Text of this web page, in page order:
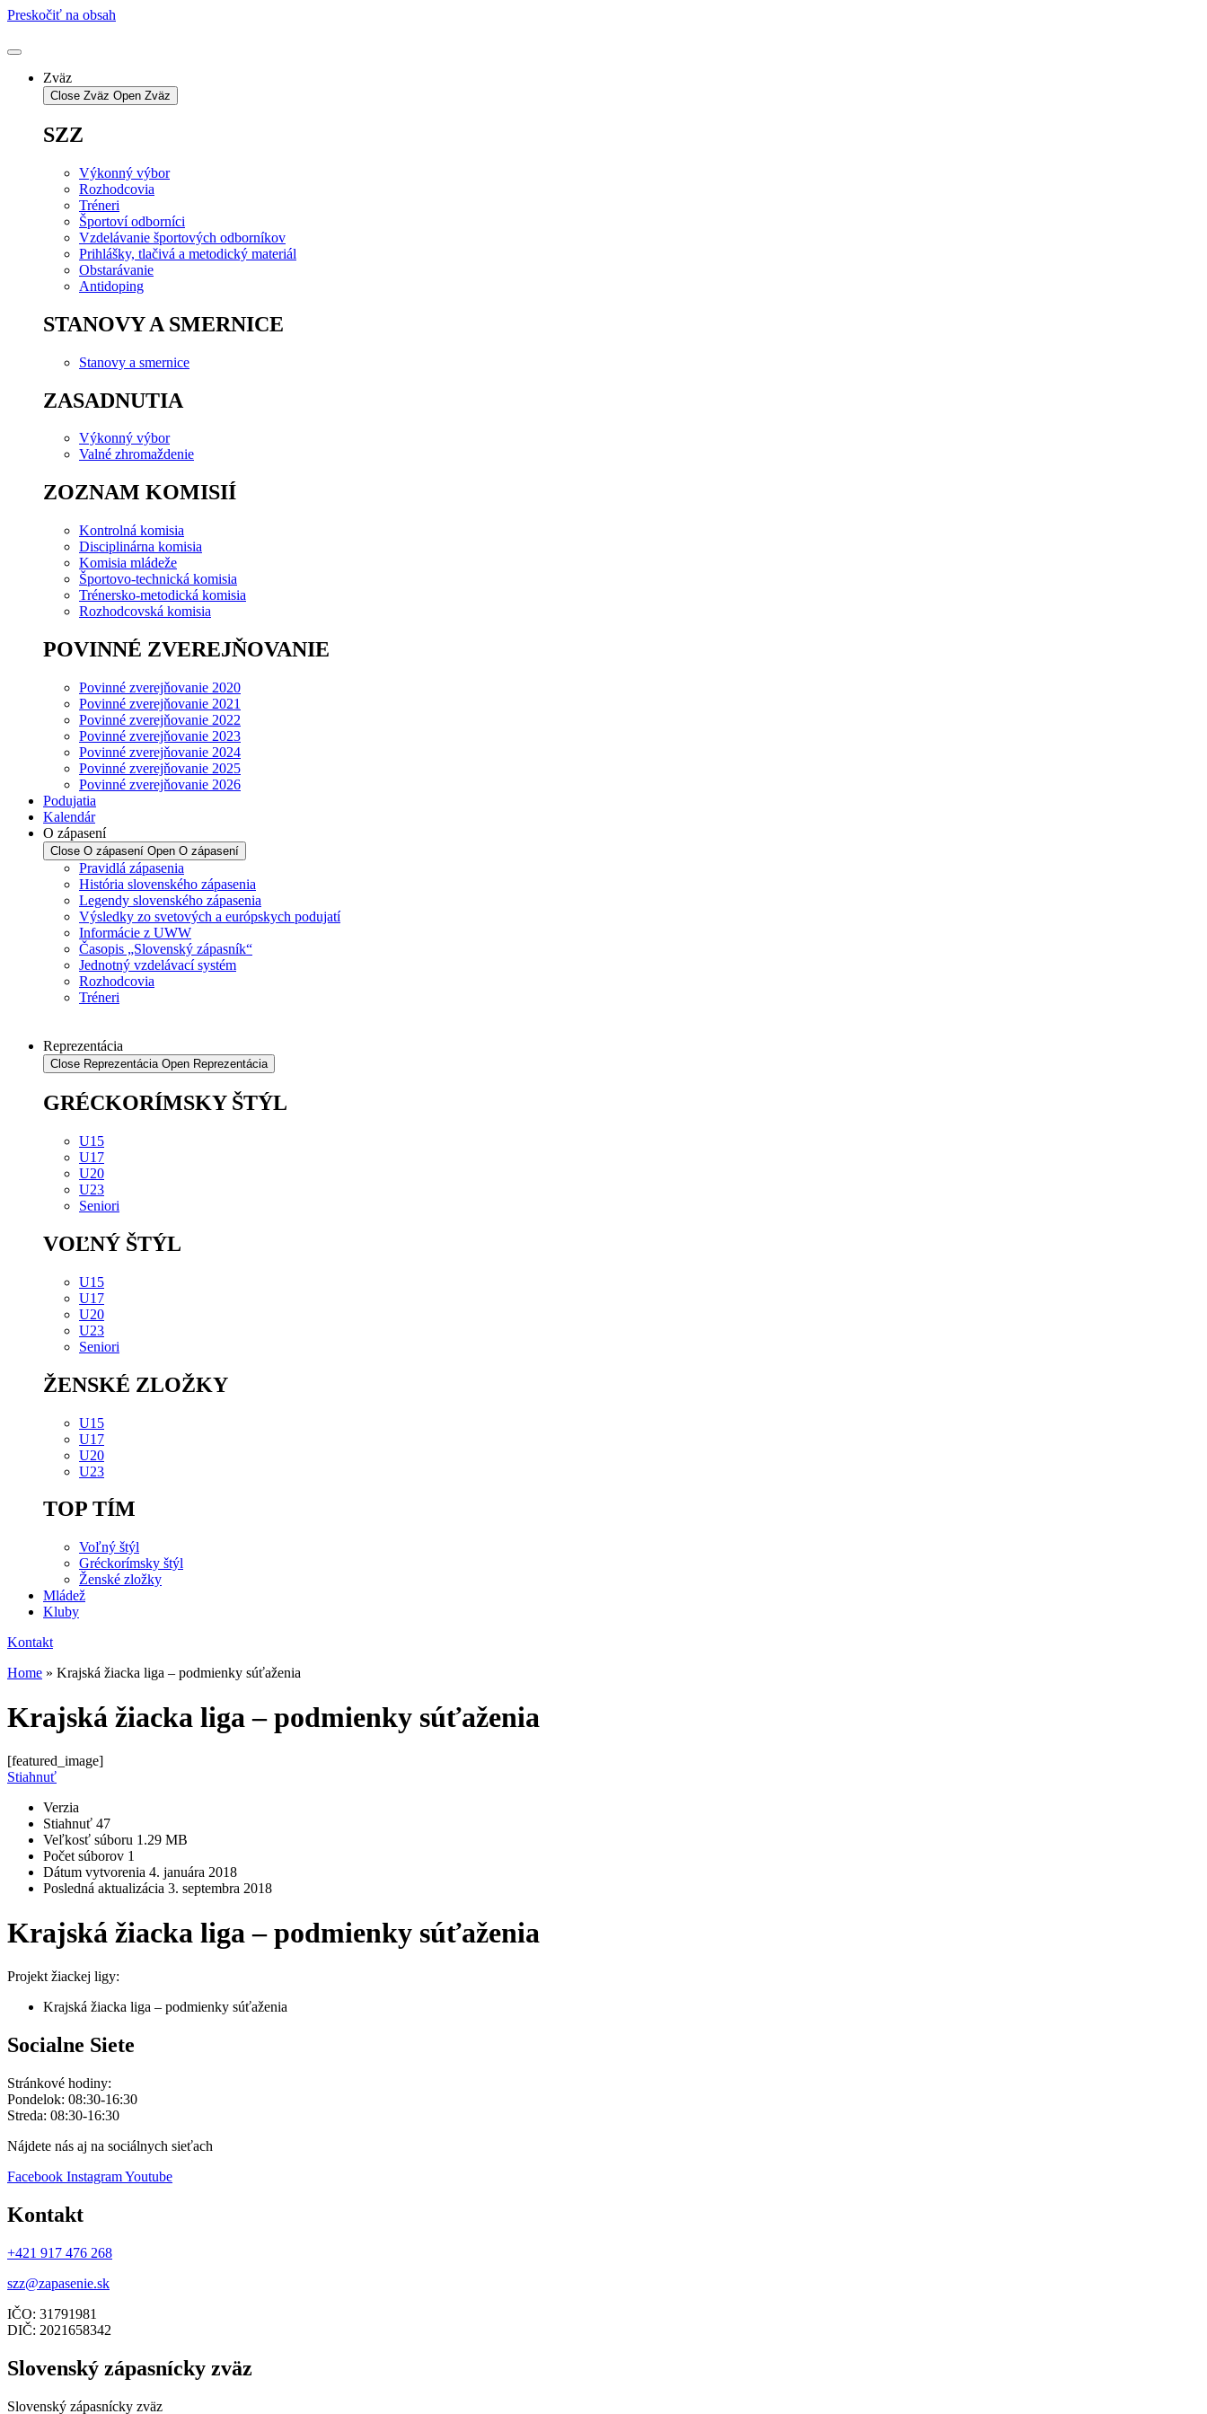
Preskočiť na obsah
Zväz
Close Zväz Open Zväz
SZZ
Výkonný výbor
Rozhodcovia
Tréneri
Športoví odborníci
Vzdelávanie športových odborníkov
Prihlášky, tlačivá a metodický materiál
Obstarávanie
Antidoping
STANOVY A SMERNICE
Stanovy a smernice
ZASADNUTIA
Výkonný výbor
Valné zhromaždenie
ZOZNAM KOMISIÍ
Kontrolná komisia
Disciplinárna komisia
Komisia mládeže
Športovo-technická komisia
Trénersko-metodická komisia
Rozhodcovská komisia
POVINNÉ ZVEREJŇOVANIE
Povinné zverejňovanie 2020
Povinné zverejňovanie 2021
Povinné zverejňovanie 2022
Povinné zverejňovanie 2023
Povinné zverejňovanie 2024
Povinné zverejňovanie 2025
Povinné zverejňovanie 2026
Podujatia
Kalendár
O zápasení
Close O zápasení Open O zápasení
Pravidlá zápasenia
História slovenského zápasenia
Legendy slovenského zápasenia
Výsledky zo svetových a európskych podujatí
Informácie z UWW
Časopis „Slovenský zápasník“
Jednotný vzdelávací systém
Rozhodcovia
Tréneri
Reprezentácia
Close Reprezentácia Open Reprezentácia
GRÉCKORÍMSKY ŠTÝL
U15
U17
U20
U23
Seniori
VOĽNÝ ŠTÝL
U15
U17
U20
U23
Seniori
ŽENSKÉ ZLOŽKY
U15
U17
U20
U23
TOP TÍM
Voľný štýl
Gréckorímsky štýl
Ženské zložky
Mládež
Kluby
Kontakt
Home » Krajská žiacka liga – podmienky súťaženia
Krajská žiacka liga – podmienky súťaženia
[featured_image]
Stiahnuť
Verzia
Stiahnuť 47
Veľkosť súboru 1.29 MB
Počet súborov 1
Dátum vytvorenia 4. januára 2018
Posledná aktualizácia 3. septembra 2018
Krajská žiacka liga – podmienky súťaženia
Projekt žiackej ligy:
Krajská žiacka liga – podmienky súťaženia
Socialne Siete
Stránkové hodiny:
Pondelok: 08:30-16:30
Streda: 08:30-16:30
Nájdete nás aj na sociálnych sieťach
Facebook InstagramYoutube
Kontakt
+421 917 476 268
szz@zapasenie.sk
IČO: 31791981
DIČ: 2021658342
Slovenský zápasnícky zväz
Slovenský zápasnícky zväz